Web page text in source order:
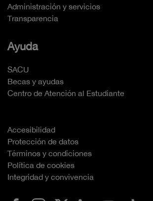
Administración y servicios
Transparencia
Ayuda
SACU
Becas y ayudas
Centro de Atención al Estudiante
Accesibilidad
Protección de datos
Términos y condiciones
Política de cookies
Integridad y convivencia